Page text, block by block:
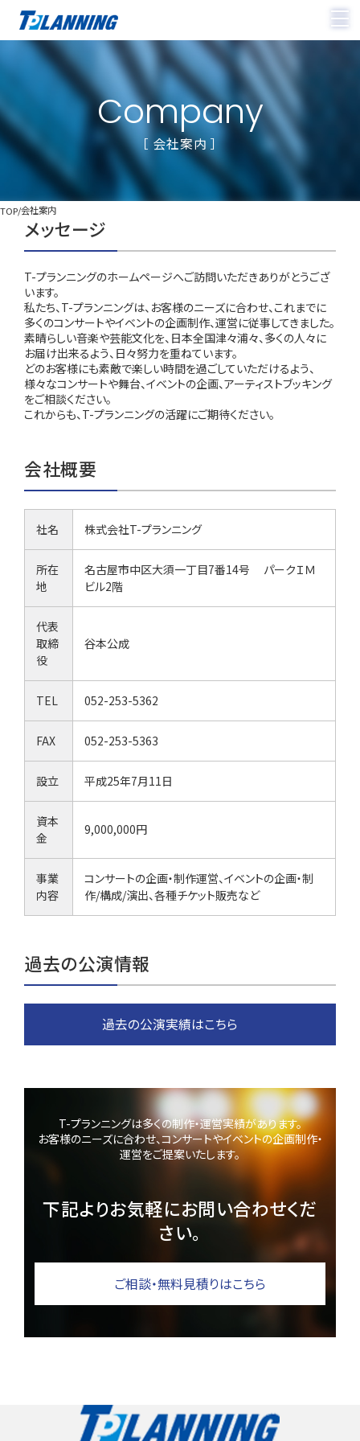
company
［ 会社案内 ］
TOP 会社案内
メッセージ
T-プランニングのホームページへご訪問いただきありがとうござ
います。
私たち、T-プランニングは、お客様のニーズに合わせ、これまでに
多くのコンサートやイベントの企画制作、運営に従事してきました。
素晴らしい音楽や芸能文化を、日本全国津々浦々、多くの人々に
お届け出来るよう、日々努力を重ねています。
どのお客様にも素敵で楽しい時間を過ごしていただけるよう、
様々なコンサートや舞台、イベントの企画、アーティストブッキング
をご相談ください。
これからも、T-プランニングの活躍にご期待ください。
会社概要
社名 株式会社T-プランニング
所在
地
名古屋市中区大須一丁目7番14号 パークＩＭ
ビル2階
代表
取締
役
谷本公成
TEL 052-253-5362
FAX 052-253-5363
設立 平成25年7月11日
資本
金
9,000,000円
事業
内容
コンサートの企画・制作運営、イベントの企画・制
作/構成/演出、各種チケット販売など
過去の公演情報
過去の公演実績はこちら
T-プランニングは多くの制作・運営実績があります。
お客様のニーズに合わせ、コンサートやイベントの企画制作・
運営をご提案いたします。
下記よりお気軽にお問い合わせくだ
さい。
ご相談・無料見積りはこちら